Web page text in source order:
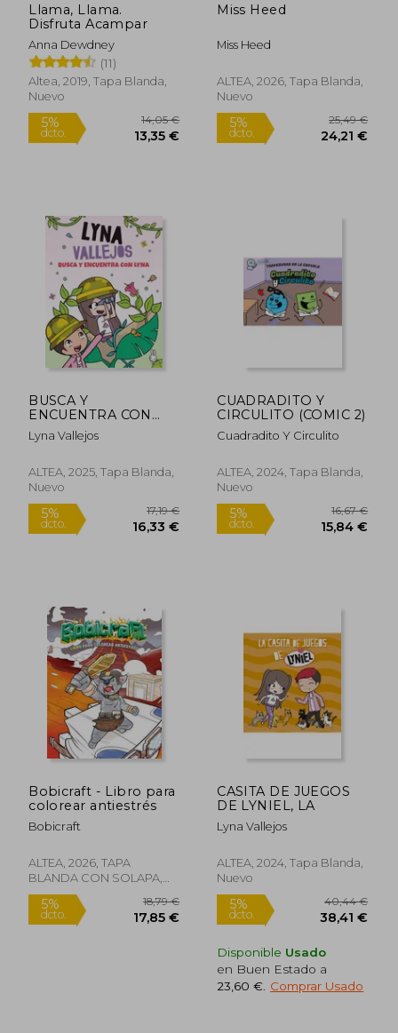
5%
dcto. 12,05 € dcto.
Llama, Llama.
Disfruta Acampar
Anna Dewdney
(11)
Altea, 2019, Tapa Blanda,
Nuevo
5% 14,05 €
Miss Heed
Miss Heed
ALTEA, 2026, Tapa Blanda,
Nuevo
5%
BUSCA Y
ENCUENTRA CON
LYNA
Lyna Vallejos
ALTEA, 2025, Tapa Blanda,
Nuevo
CUADRADITO Y
CIRCULITO (COMIC 2)
Cuadradito Y Circulito
ALTEA, 2024, Tapa Blanda,
Nuevo
5%
dcto.
Bobicraft - Libro para
colorear antiestrés
Bobicraft
ALTEA, 2026, TAPA
BLANDA CON SOLAPA,
Nuevo
CASITA DE JUEGOS
DE LYNIEL, LA
Lyna Vallejos
ALTEA, 2024, Tapa Blanda,
Nuevo
Disponible Usado
en Buen Estado a
23,60 € Comprar Usado